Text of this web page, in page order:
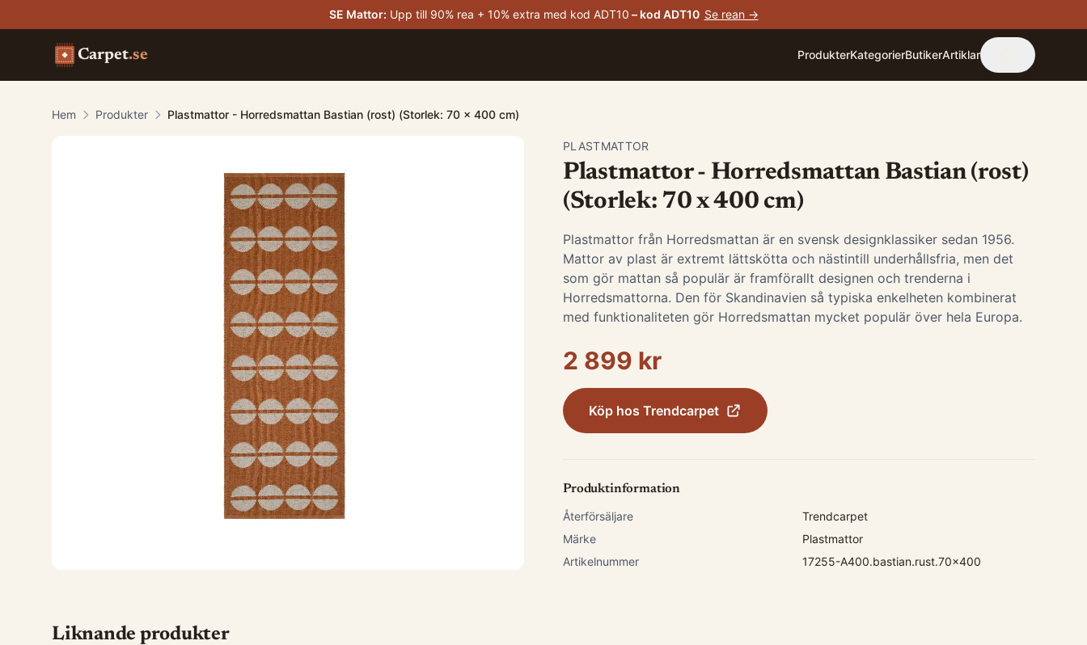
SE Mattor: Upp till 90% rea + 10% extra med kod ADT10 – kod ADT10 Se rean →
Carpet.se ProdukterKategorierButikerArtiklar
Hem Produkter Plastmattor - Horredsmattan Bastian (rost) (Storlek: 70 x 400 cm)
PLASTMATTOR
Plastmattor - Horredsmattan Bastian (rost)
(Storlek: 70 x 400 cm)
Plastmattor från Horredsmattan är en svensk designklassiker sedan 1956.
Mattor av plast är extremt lättskötta och nästintill underhållsfria, men det
som gör mattan så populär är framförallt designen och trenderna i
Horredsmattorna. Den för Skandinavien så typiska enkelheten kombinerat
med funktionaliteten gör Horredsmattan mycket populär över hela Europa.
2 899 kr
Köp hos Trendcarpet
Produktinformation
Återförsäljare
Trendcarpet
Märke
Plastmattor
Artikelnummer
17255-A400.bastian.rust.70x400
Liknande produkter